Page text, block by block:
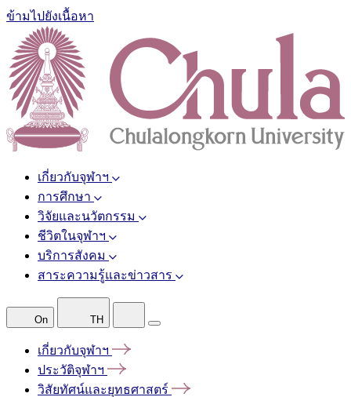
ข้ามไปยังเนื้อหา
เกี่ยวกับจุฬาฯ
การศึกษา
วิจัยและนวัตกรรม
ชีวิตในจุฬาฯ
บริการสังคม
สาระความรู้และข่าวสาร
On TH
เกี่ยวกับจุฬาฯ
ประวัติจุฬาฯ
วิสัยทัศน์และยุทธศาสตร์